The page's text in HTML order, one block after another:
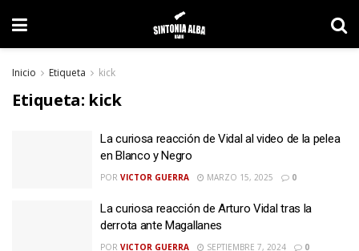
Inicio Etiqueta kick
Etiqueta: kick
La curiosa reacción de Vidal al video de la pelea
en Blanco y Negro
POR VICTOR GUERRA MARZO 15, 2025 0
La curiosa reacción de Arturo Vidal tras la
derrota ante Magallanes
POR VICTOR GUERRA SEPTIEMBRE 7, 2024 0